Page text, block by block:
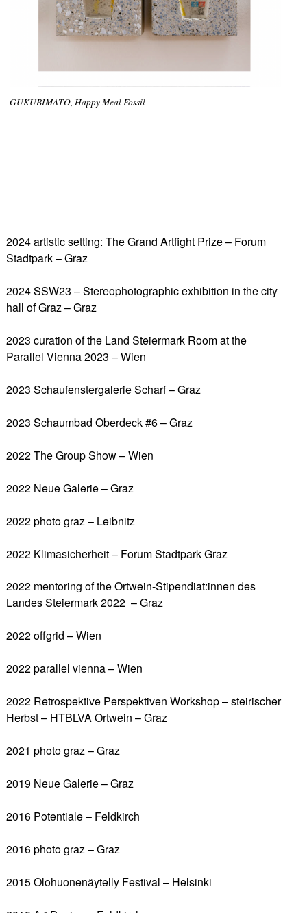
GUKUBIMATO, Happy Meal Fossil
2024 artistic setting: The Grand Artfight Prize – Forum
Stadtpark – Graz
2024 SSW23 – Stereophotographic exhibition in the city
hall of Graz – Graz
2023 curation of the Land Steiermark Room at the
Parallel Vienna 2023 – Wien
2023 Schaufenstergalerie Scharf – Graz
2023 Schaumbad Oberdeck #6 – Graz
2022 The Group Show – Wien
2022 Neue Galerie – Graz
2022 photo graz – Leibnitz
2022 Klimasicherheit – Forum Stadtpark Graz
2022 mentoring of the Ortwein-Stipendiat:innen des
Landes Steiermark 2022 – Graz
2022 offgrid – Wien
2022 parallel vienna – Wien
2022 Retrospektive Perspektiven Workshop – steirischer
Herbst – HTBLVA Ortwein – Graz
2021 photo graz – Graz
2019 Neue Galerie – Graz
2016 Potentiale – Feldkirch
2016 photo graz – Graz
2015 Olohuonenäytelly Festival – Helsinki